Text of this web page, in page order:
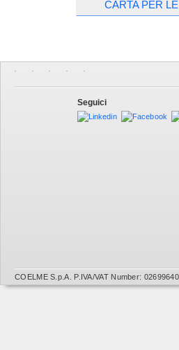
CARTA PER
Seguici
COELME S.p.A. P.IVA/VAT Number: